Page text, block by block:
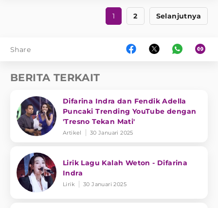
1 2 Selanjutnya
Share
BERITA TERKAIT
Difarina Indra dan Fendik Adella
Puncaki Trending YouTube dengan
'Tresno Tekan Mati'
Artikel 30 Januari 2025
Lirik Lagu Kalah Weton - Difarina
Indra
Lirik 30 Januari 2025